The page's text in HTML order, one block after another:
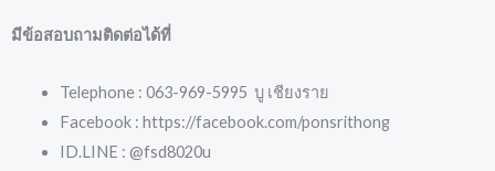
มีข้อสอบถามติดต่อได้ที่
Telephone : 063-969-5995 บู เชียงราย
Facebook : https://facebook.com/ponsrithong
ID.LINE : @fsd8020u